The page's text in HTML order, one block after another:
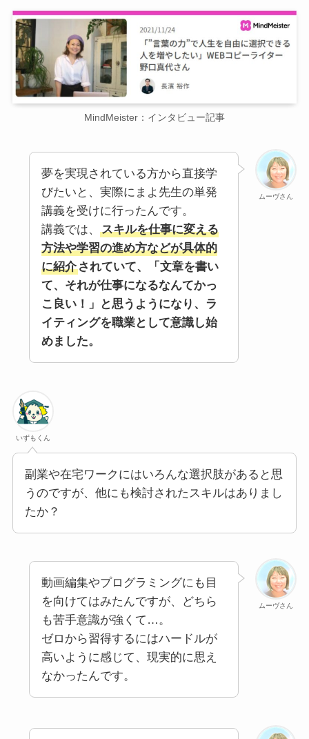
MindMeister：インタビュー記事
ムーヴさん
夢を実現されている方から直接学
びたいと、実際にまよ先生の単発
講義を受けに行ったんです。
講義では、
スキルを仕事に変える
方法や学習の進め方などが具体的
に紹介されていて、「文章を書い
て、それが仕事になるなんてかっ
こ良い！」と思うようになり、ラ
イティングを職業として意識し始
めました。
いずもくん
副業や在宅ワークにはいろんな選択肢があると思
うのですが、他にも検討されたスキルはありまし
たか？
ムーヴさん
動画編集やプログラミングにも目
を向けてはみたんですが、どちら
も苦手意識が強くて…。
ゼロから習得するにはハードルが
高いように感じて、現実的に思え
なかったんです。